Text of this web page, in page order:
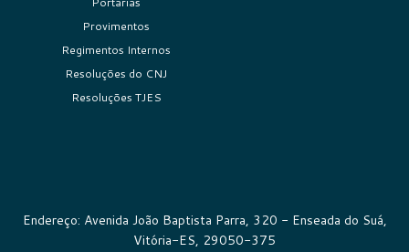
Provimentos
Regimentos Internos
Resoluções do CNJ
Resoluções TJES
Endereço: Avenida João Baptista Parra, 320 - Enseada do Suá,
Vitória-ES, 29050-375